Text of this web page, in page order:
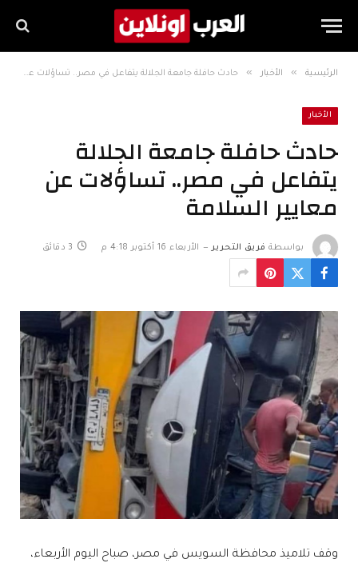
الرئيسية » الأخبار » حادث حافلة جامعة الجلالة يتفاعل في مصر.. تساؤلات عن معايير السلامة
الأخبار
حادث حافلة جامعة الجلالة
يتفاعل في مصر.. تساؤلات عن
معايير السلامة
بواسطة فريق التحرير الأربعاء 16 أكتوبر 4:18 م 3 دقائق
وقف تلاميذ محافظة السويس في مصر، صباح اليوم الأربعاء،